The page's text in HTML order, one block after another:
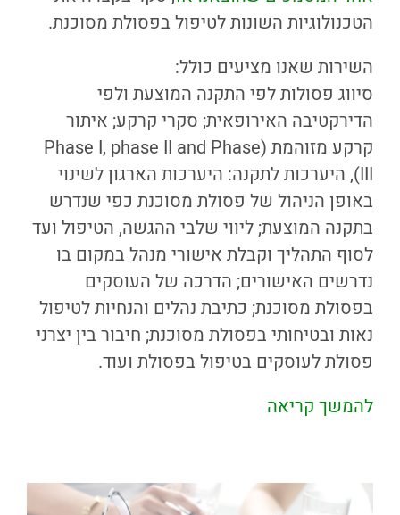
הטכנולוגיות השונות לטיפול בפסולת מסוכנת.
השירות שאנו מציעים כולל:
סיווג פסולות לפי התקנה המוצעת ולפי
הדירקטיבה האירופאית; סקרי קרקע; איתור
קרקע מזוהמת (Phase I, phase II and Phase
III), היערכות לתקנה: היערכות הארגון לשינוי
באופן הניהול של פסולת מסוכנת כפי שנדרש
בתקנה המוצעת; ליווי שלבי ההגשה, הטיפול ועד
לסוף התהליך וקבלת אישורי מנהל במקום בו
נדרשים האישורים; הדרכה של העוסקים
בפסולת מסוכנת; כתיבת נהלים והנחיות לטיפול
נאות ובטיחותי בפסולת מסוכנת; חיבור בין יצרני
פסולת לעוסקים בטיפול בפסולת ועוד.
להמשך קריאה